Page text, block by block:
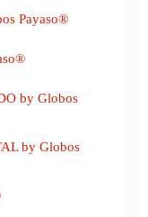
Payaso®
by Globos
by Globos